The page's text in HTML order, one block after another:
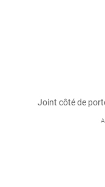
Joint côté de